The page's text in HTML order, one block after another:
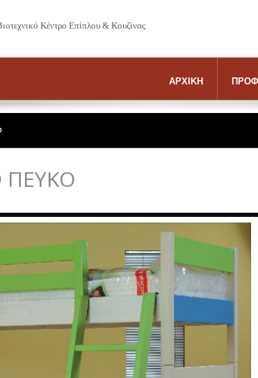
Κέντρο Επίπλου & Κουζίνας
ΑΡΧΙΚΗ
ΠΕΥΚΟ